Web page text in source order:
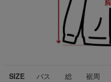
SIZE
バス
総
裾周